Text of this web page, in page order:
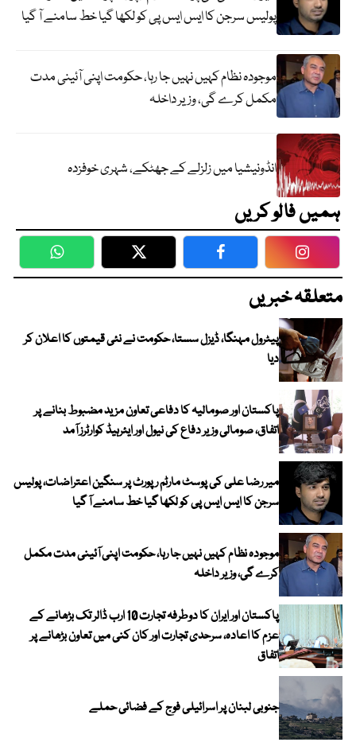
پولیس سرجن کا ایس ایس پی کو لکھا گیا خط سامنے آ گیا
موجودہ نظام کہیں نہیں جا رہا، حکومت اپنی آئینی مدت
مکمل کرے گی، وزیر داخلہ
انڈونیشیا میں زلزلے کے جھٹکے، شہری خوفزدہ
ہمیں فالو کریں
WhatsApp Twitter Facebook
متعلقہ خبریں
پیٹرول مہنگا، ڈیزل سستا، حکومت نے نئی قیمتوں کا اعلان کر
دیا
پاکستان اور صومالیہ کا دفاعی تعاون مزید مضبوط بنانے پر
اتفاق، صومالی وزیر دفاع کی نیول اور ایئرہیڈ کوارٹرز آمد
میر رضا علی کی پوسٹ مارٹم رپورٹ پر سنگین اعتراضات، پولیس
سرجن کا ایس ایس پی کو لکھا گیا خط سامنے آ گیا
موجودہ نظام کہیں نہیں جا رہا، حکومت اپنی آئینی مدت مکمل
کرے گی، وزیر داخلہ
پاکستان اور ایران کا دوطرفہ تجارت 10 ارب ڈالر تک بڑھانے کے
عزم کا اعادہ، سرحدی تجارت اور کان کنی میں تعاون بڑھانے پر
اتفاق
جنوبی لبنان پر اسرائیلی فوج کے فضائی حملے